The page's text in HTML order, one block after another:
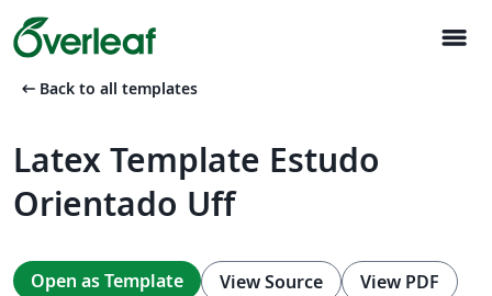
menu
arrow_left_alt Back to all templates
Latex Template Estudo
Orientado Uff
Open as Template View Source View PDF